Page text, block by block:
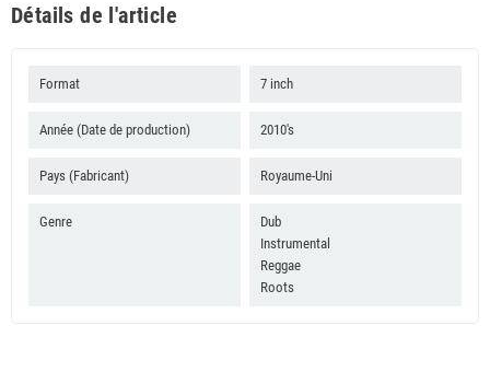
Détails de l'article
Format 7 inch
Année (Date de production) 2010's
Pays (Fabricant) Royaume-Uni
Genre
Dub
Instrumental
Reggae
Roots